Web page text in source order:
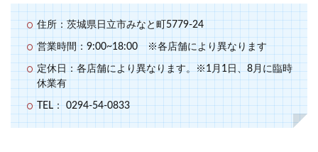
住所：茨城県日立市みなと町5779-24
営業時間：9:00~18:00 ※各店舗により異なります
定休日：各店舗により異なります。※1月1日、8月に臨時
休業有
TEL： 0294-54-0833